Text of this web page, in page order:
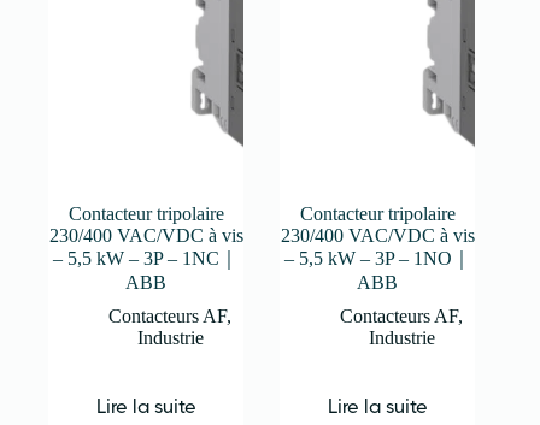
Contacteur tripolaire
230/400 VAC/VDC à vis
– 5,5 kW – 3P – 1NC｜
ABB
Contacteurs AF,
Industrie
Lire la suite
Contacteur tripolaire
230/400 VAC/VDC à vis
– 5,5 kW – 3P – 1NO｜
ABB
Contacteurs AF,
Industrie
Lire la suite